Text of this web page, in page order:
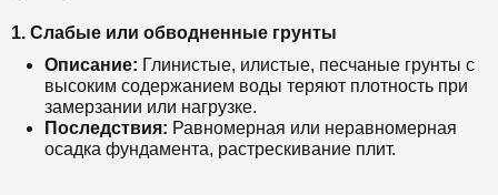
1. Слабые или обводненные грунты
Описание: Глинистые, илистые, песчаные грунты с
высоким содержанием воды теряют плотность при
замерзании или нагрузке.
Последствия: Равномерная или неравномерная
осадка фундамента, растрескивание плит.